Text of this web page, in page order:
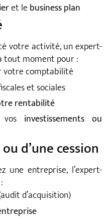
et le business plan
votre activité, un expert-
tout moment pour :
votre comptabilité
et sociales
rentabilité
investissements ou
d’une cession
une entreprise, l’expert-
d’acquisition)